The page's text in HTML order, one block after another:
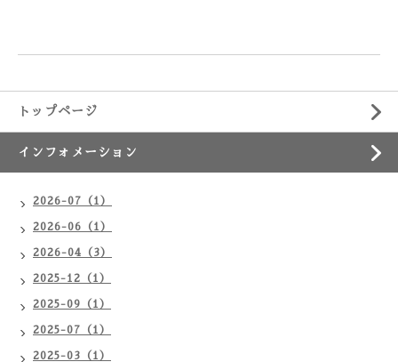
トップページ
インフォメーション
2026-07（1）
2026-06（1）
2026-04（3）
2025-12（1）
2025-09（1）
2025-07（1）
2025-03（1）